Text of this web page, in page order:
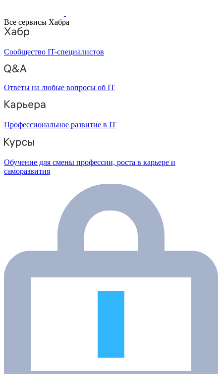
Все сервисы Хабра
Сообщество IT-специалистов
Ответы на любые вопросы об IT
Профессиональное развитие в IT
Обучение для смены профессии, роста в карьере и
саморазвития